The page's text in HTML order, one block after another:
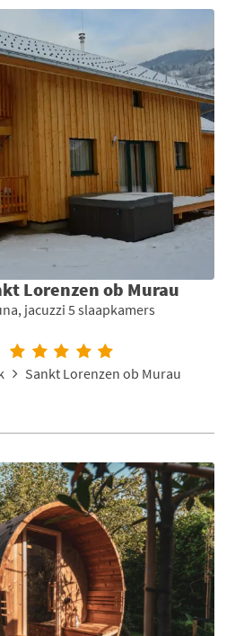
Lorenzen ob Murau
jacuzzi 5 slaapkamers
Sankt Lorenzen ob Murau